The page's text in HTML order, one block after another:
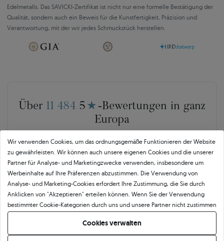
Edelmetalls. Das SAVICKI-Zertifikat ist nicht nur eine formelle Bestätigung der
Qualität, sondern auch ein Beweis für die Kunstfertigkeit, Präzision und
Verantwortung, mit der wir jedes Schmuckstück herstellen.
Über 11 484 5 ★ -Bewertungen in ganz
Europa
🇵🇱
10 468
🇨🇿
252
Wir verwenden Cookies, um das ordnungsgemäße Funktionieren der Website
zu gewährleisten. Wir können auch unsere eigenen Cookies und die unserer
Partner für Analyse- und Marketingzwecke verwenden, insbesondere um
Werbeinhalte auf Ihre Präferenzen abzustimmen. Die Verwendung von
Analyse- und Marketing-Cookies erfordert Ihre Zustimmung, die Sie durch
Anklicken von "Akzeptieren" erteilen können. Wenn Sie der Verwendung
bestimmter Cookie-Kategorien durch uns und unsere Partner nicht zustimmen
möchten, klicken Sie auf "Lassen Sie mich wählen" und bestimmen Sie Ihre
Präferenzen. Sie können Ihre Zustimmung jederzeit widerrufen, indem Sie
Ihre Cookie-Einstellungen ändern.
Cookies verwalten